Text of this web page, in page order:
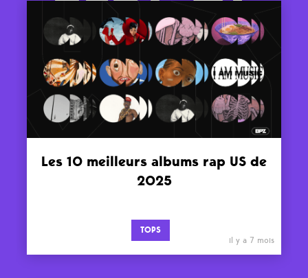
Les 10 meilleurs albums rap US de
2025
TOPS
il y a 7 mois